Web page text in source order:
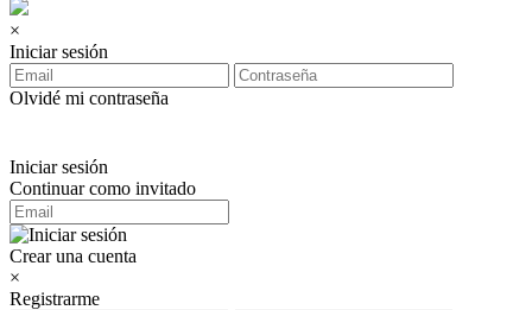
×
Iniciar sesión
Olvidé mi contraseña
Iniciar sesión
Continuar como invitado
Crear una cuenta
×
Registrarme